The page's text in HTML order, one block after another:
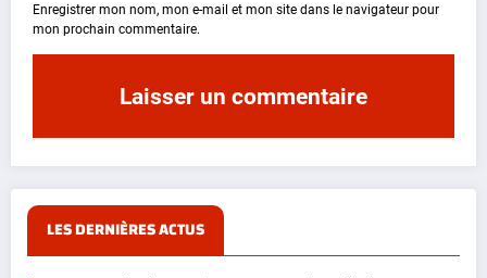
Enregistrer mon nom, mon e-mail et mon site dans le navigateur pour
mon prochain commentaire.
LES DERNIÈRES ACTUS